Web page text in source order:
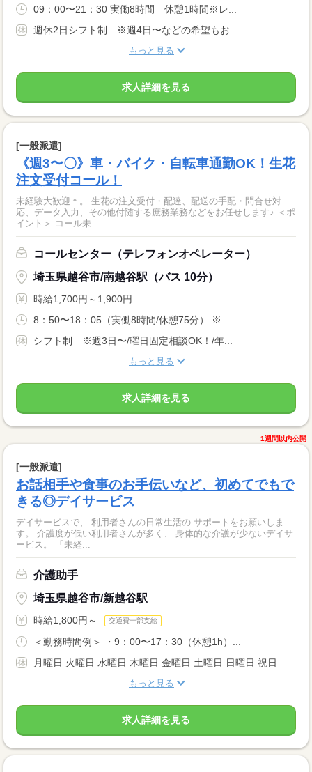
09：00〜21：30 実働8時間 休憩1時間※レ...
週休2日シフト制 ※週4日〜などの希望もお...
もっと見る
求人詳細を見る
[一般派遣]
《週3〜〇》車・バイク・自転車通勤OK！生花
注文受付コール！
未経験大歓迎＊。 生花の注文受付・配達、配送の手配・問合せ対
応、データ入力、その他付随する庶務業務などをお任せします♪ ＜ポ
イント＞ コール未...
コールセンター（テレフォンオペレーター）
埼玉県越谷市/南越谷駅（バス 10分）
時給1,700円～1,900円
8：50〜18：05（実働8時間/休憩75分） ※...
シフト制 ※週3日〜/曜日固定相談OK！/年...
もっと見る
求人詳細を見る
1週間以内公開
[一般派遣]
お話相手や食事のお手伝いなど、初めてでもで
きる◎デイサービス
デイサービスで、 利用者さんの日常生活の サポートをお願いしま
す。 介護度が低い利用者さんが多く、 身体的な介護が少ないデイサ
ービス。 「未経...
介護助手
埼玉県越谷市/新越谷駅
時給1,800円～ 交通費一部支給
＜勤務時間例＞ ・9：00〜17：30（休憩1h）...
月曜日 火曜日 水曜日 木曜日 金曜日 土曜日 日曜日 祝日
もっと見る
求人詳細を見る